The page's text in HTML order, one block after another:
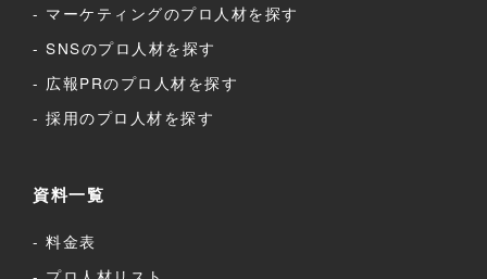
マーケティングのプロ人材を探す
SNSのプロ人材を探す
広報PRのプロ人材を探す
採用のプロ人材を探す
資料一覧
料金表